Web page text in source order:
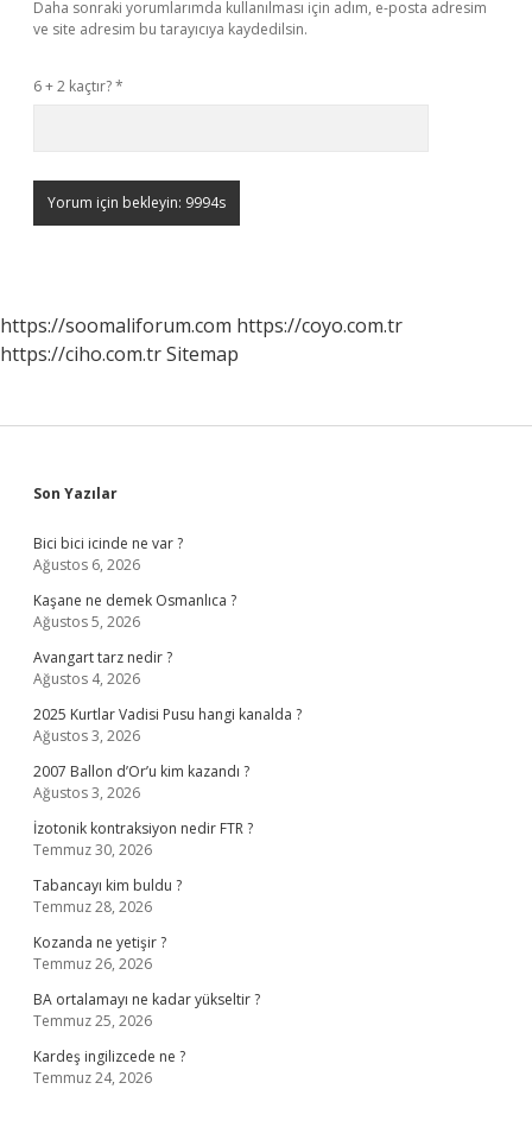
Daha sonraki yorumlarımda kullanılması için adım, e-posta adresim
ve site adresim bu tarayıcıya kaydedilsin.
6 + 2 kaçtır?*
https://soomaliforum.com https://coyo.com.tr
https://ciho.com.trSitemap
Sidebar
Son Yazılar
Bici bici icinde ne var ?
Ağustos 6, 2026
Kaşane ne demek Osmanlıca ?
Ağustos 5, 2026
Avangart tarz nedir ?
Ağustos 4, 2026
2025 Kurtlar Vadisi Pusu hangi kanalda ?
Ağustos 3, 2026
2007 Ballon d’Or’u kim kazandı ?
Ağustos 3, 2026
İzotonik kontraksiyon nedir FTR ?
Temmuz 30, 2026
Tabancayı kim buldu ?
Temmuz 28, 2026
Kozanda ne yetişir ?
Temmuz 26, 2026
BA ortalamayı ne kadar yükseltir ?
Temmuz 25, 2026
Kardeş ingilizcede ne ?
Temmuz 24, 2026